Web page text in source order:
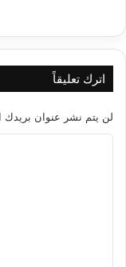
اترك تعليقاً
لن يتم نشر عنوان بريدك